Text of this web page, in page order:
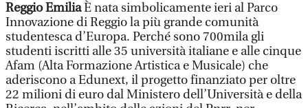
Reggio EmiliaÈ nata simbolicamente ieri al Parco
Innovazione di Reggio la più grande comunità
studentesca d’Europa. Perché sono 700mila gli
studenti iscritti alle 35 università italiane e alle cinque
Afam (Alta Formazione Artistica e Musicale) che
aderiscono a Edunext, il progetto finanziato per oltre
22 milioni di euro dal Ministero dell’Università e della